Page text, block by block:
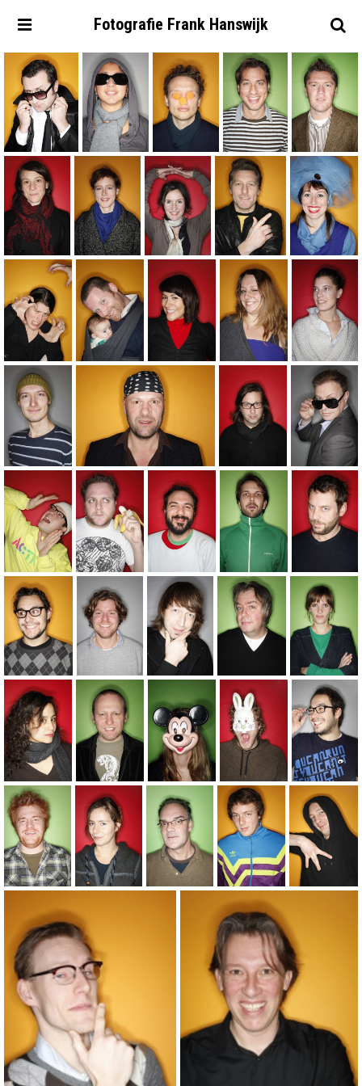
Fotografie Frank Hanswijk